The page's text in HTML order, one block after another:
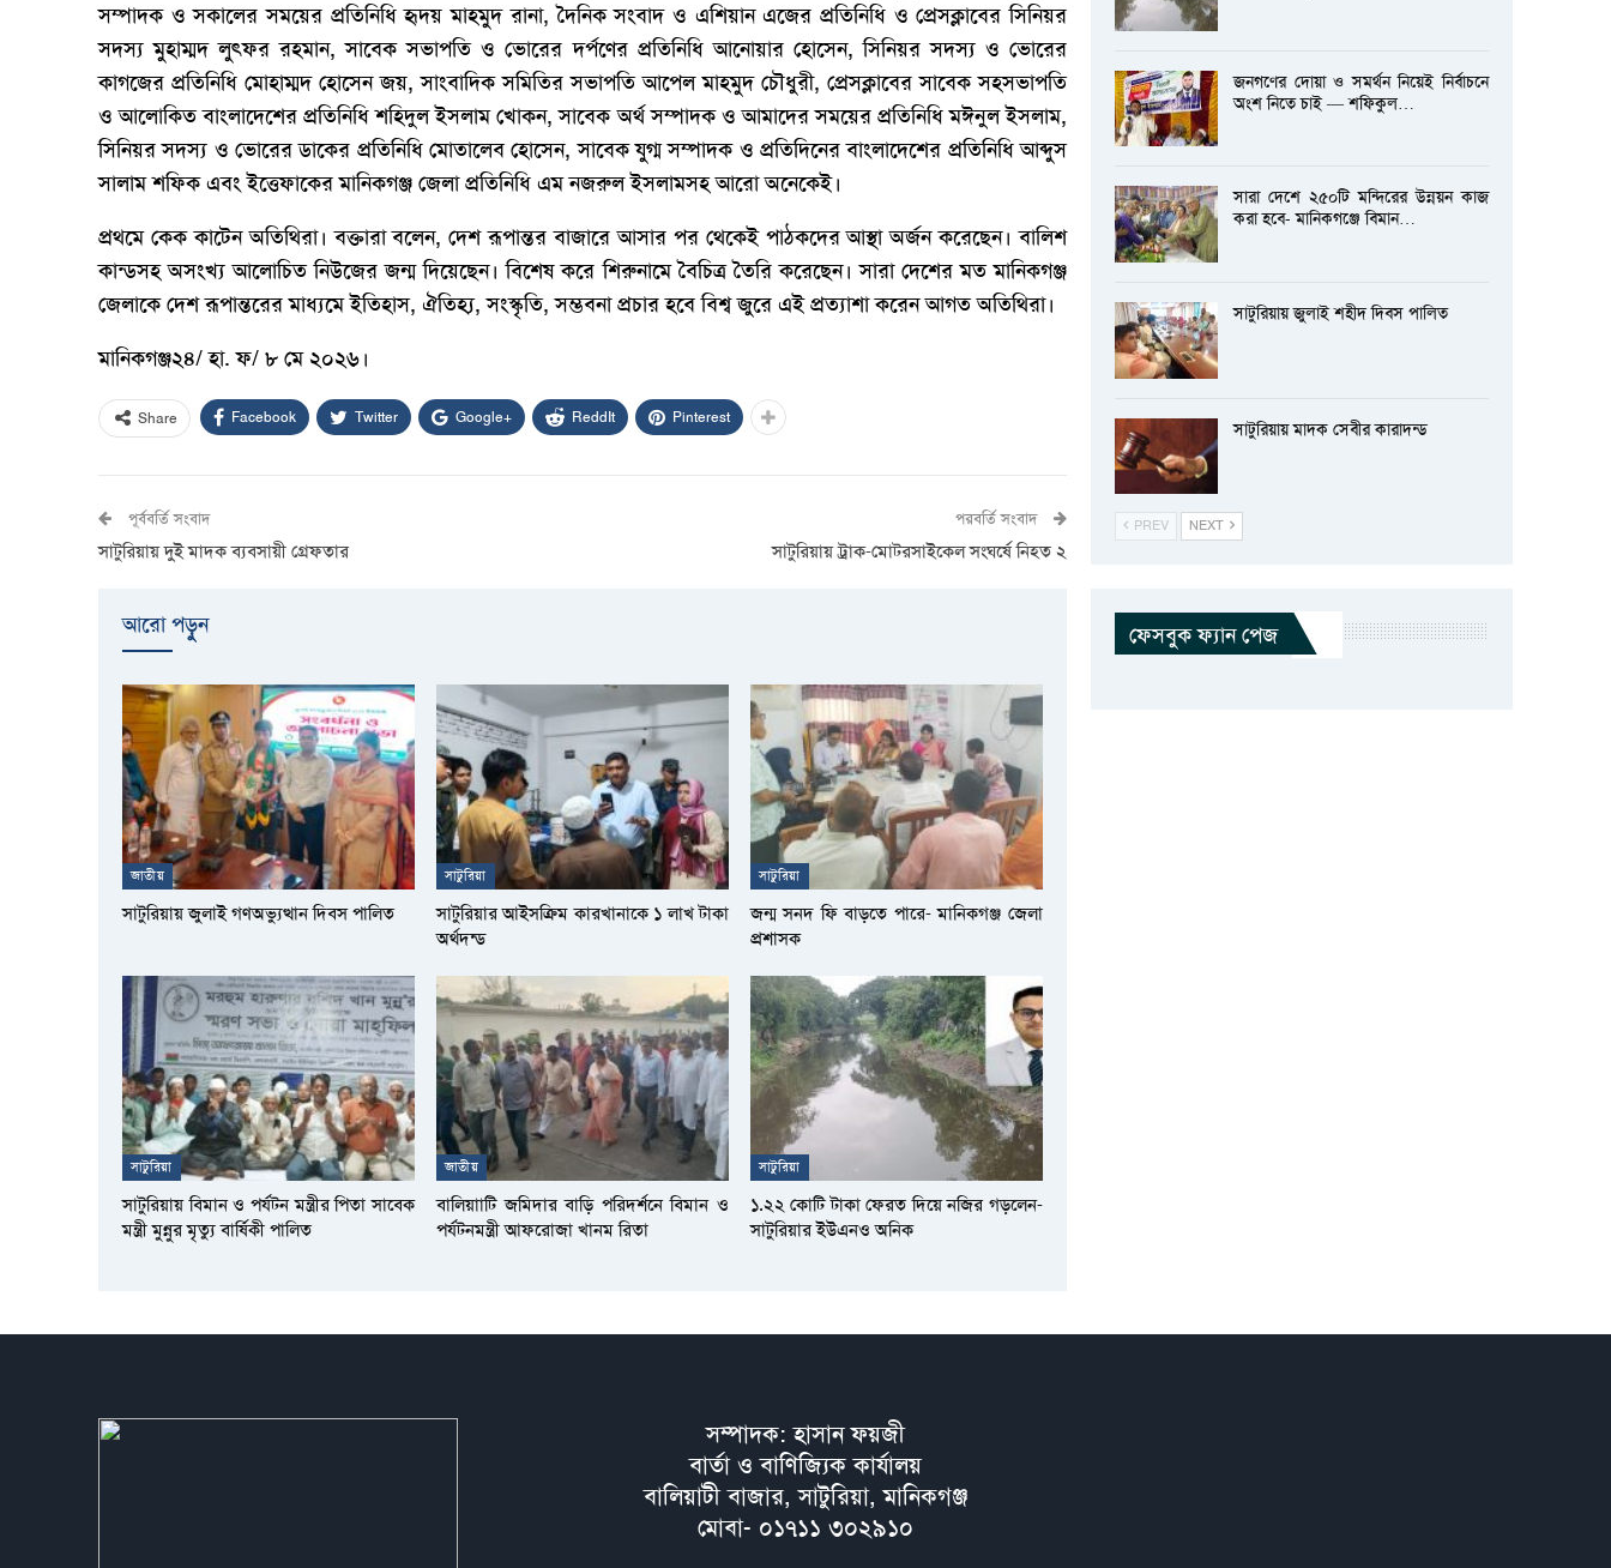
সম্পাদক ও সকালের সময়ের প্রতিনিধি হৃদয় মাহমুদ রানা, দৈনিক সংবাদ ও এশিয়ান এজের প্রতিনিধি ও প্রেসক্লাবের সিনিয়র
সদস্য মুহাম্মদ লুৎফর রহমান, সাবেক সভাপতি ও ভোরের দর্পণের প্রতিনিধি আনোয়ার হোসেন, সিনিয়র সদস্য ও ভোরের
কাগজের প্রতিনিধি মোহাম্মদ হোসেন জয়, সাংবাদিক সমিতির সভাপতি আপেল মাহমুদ চৌধুরী, প্রেসক্লাবের সাবেক সহসভাপতি
ও আলোকিত বাংলাদেশের প্রতিনিধি শহিদুল ইসলাম খোকন, সাবেক অর্থ সম্পাদক ও আমাদের সময়ের প্রতিনিধি মঈনুল ইসলাম,
সিনিয়র সদস্য ও ভোরের ডাকের প্রতিনিধি মোতালেব হোসেন, সাবেক যুগ্ম সম্পাদক ও প্রতিদিনের বাংলাদেশের প্রতিনিধি আব্দুস
সালাম শফিক এবং ইত্তেফাকের মানিকগঞ্জ জেলা প্রতিনিধি এম নজরুল ইসলামসহ আরো অনেকেই।
প্রথমে কেক কাটেন অতিথিরা। বক্তারা বলেন, দেশ রূপান্তর বাজারে আসার পর থেকেই পাঠকদের আস্থা অর্জন করেছেন। বালিশ
কান্ডসহ অসংখ্য আলোচিত নিউজের জন্ম দিয়েছেন। বিশেষ করে শিরুনামে বৈচিত্র তৈরি করেছেন। সারা দেশের মত মানিকগঞ্জ
জেলাকে দেশ রূপান্তরের মাধ্যমে ইতিহাস, ঐতিহ্য, সংস্কৃতি, সম্ভবনা প্রচার হবে বিশ্ব জুরে এই প্রত্যাশা করেন আগত অতিথিরা।
মানিকগঞ্জ২৪/ হা. ফ/ ৮ মে ২০২৬।
Share Facebook Twitter Google+ ReddIt Pinterest
পূর্ববর্তি সংবাদ
সাটুরিয়ায় দুই মাদক ব্যবসায়ী গ্রেফতার
পরবর্তি সংবাদ
সাটুরিয়ায় ট্রাক-মোটরসাইকেল সংঘর্ষে নিহত ২
আরো পড়ুুন
জাতীয়
সাটুরিয়ায় জুলাই গণঅভ্যুত্থান দিবস পালিত
সাটুরিয়া
সাটুরিয়ার আইসক্রিম কারখানাকে ১ লাখ টাকা
অর্থদন্ড
সাটুরিয়া
জন্ম সনদ ফি বাড়তে পারে- মানিকগঞ্জ জেলা
প্রশাসক
সাটুরিয়া
সাটুরিয়ায় বিমান ও পর্যটন মন্ত্রীর পিতা সাবেক
মন্ত্রী মুন্নুর মৃত্যু বার্ষিকী পালিত
জাতীয়
বালিয়াাটি জমিদার বাড়ি পরিদর্শনে বিমান ও
পর্যটনমন্ত্রী আফরোজা খানম রিতা
সাটুরিয়া
১.২২ কোটি টাকা ফেরত দিয়ে নজির গড়লেন-
সাটুরিয়ার ইউএনও অনিক
জনগণের দোয়া ও সমর্থন নিয়েই নির্বাচনে
অংশ নিতে চাই — শফিকুল…
সারা দেশে ২৫০টি মন্দিরের উন্নয়ন কাজ
করা হবে- মানিকগঞ্জে বিমান…
সাটুরিয়ায় জুলাই শহীদ দিবস পালিত
সাটুরিয়ায় মাদক সেবীর কারাদন্ড
PREV NEXT
ফেসবুক ফ্যান পেজ
সম্পাদক: হাসান ফয়জী
বার্তা ও বাণিজ্যিক কার্যালয়
বালিয়াটী বাজার, সাটুরিয়া, মানিকগঞ্জ
মোবা- ০১৭১১ ৩০২৯১০